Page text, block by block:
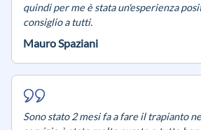
quindi per me è stata un'esperienza
consiglio a tutti.
Mauro Spaziani
Sono stato 2 mesi fa a fare il trapianto